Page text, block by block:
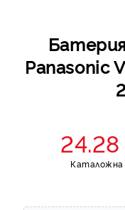
Panasonic
Каталожна